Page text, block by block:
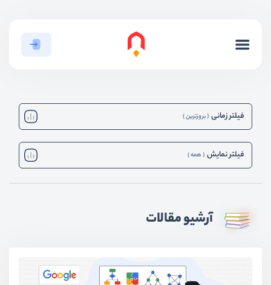
فیلتر زمانی (بروزترین‌)
فیلتر نمایش (همه)
آرشیو مقالات